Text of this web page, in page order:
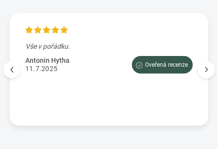
Vše v pořádku.
Antonin Hytha
11.7.2025
Oveřená recenze